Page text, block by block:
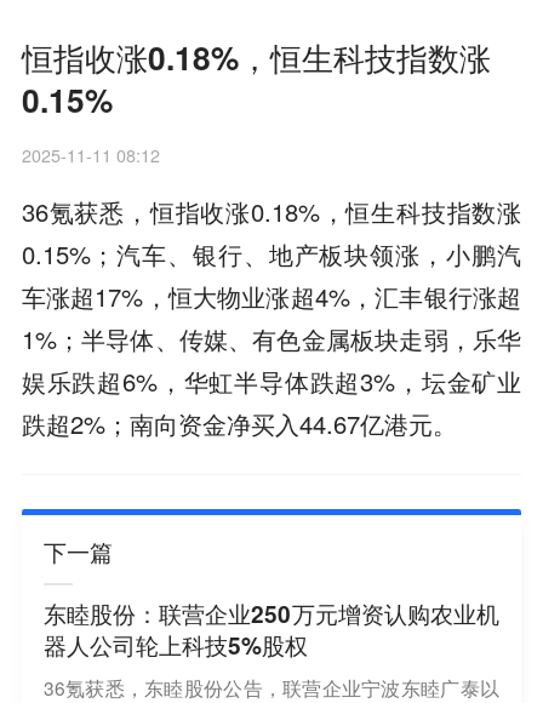
恒指收涨0.18%，恒生科技指数涨
0.15%
2025-11-11 08:12
36氪获悉，恒指收涨0.18%，恒生科技指数涨
0.15%；汽车、银行、地产板块领涨，小鹏汽
车涨超17%，恒大物业涨超4%，汇丰银行涨超
1%；半导体、传媒、有色金属板块走弱，乐华
娱乐跌超6%，华虹半导体跌超3%，坛金矿业
跌超2%；南向资金净买入44.67亿港元。
下一篇
东睦股份：联营企业250万元增资认购农业机
器人公司轮上科技5%股权
36氪获悉，东睦股份公告，联营企业宁波东睦广泰以